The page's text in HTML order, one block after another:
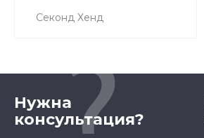
Секонд Хенд
Нужна
консультация?